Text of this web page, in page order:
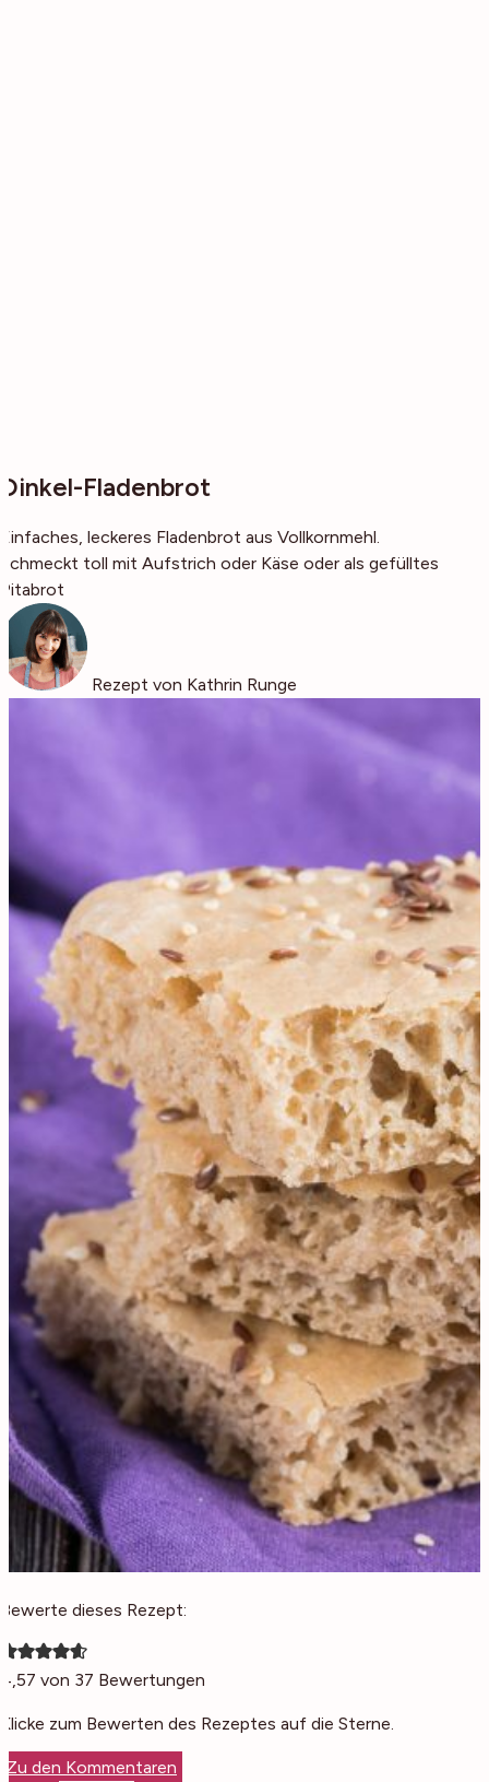
Dinkel-Fladenbrot
Einfaches, leckeres Fladenbrot aus Vollkornmehl.
Schmeckt toll mit Aufstrich oder Käse oder als gefülltes
Pitabrot
Rezept von Kathrin Runge
Bewerte dieses Rezept:
4,57 von 37 Bewertungen
Klicke zum Bewerten des Rezeptes auf die Sterne.
Zu den Kommentaren